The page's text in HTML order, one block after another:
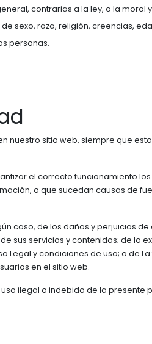
contrarias a la ley, a la moral
sexo, raza, religión, creencias,
personas.
nuestro sitio web, siempre que
el correcto funcionamiento
o que sucedan causas de
caso, de los daños y perjuicios
sus servicios y contenidos; de la
y condiciones de uso; o de
en el sitio web.
ilegal o indebido de la presente